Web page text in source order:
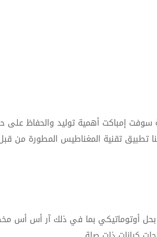
سوفت إمباكت أهمية توليد والحفاظ على
تطبيق تقنية المغناطيس المطورة من
بحل أوتوماتيكي بما في ذلك آر أس أس